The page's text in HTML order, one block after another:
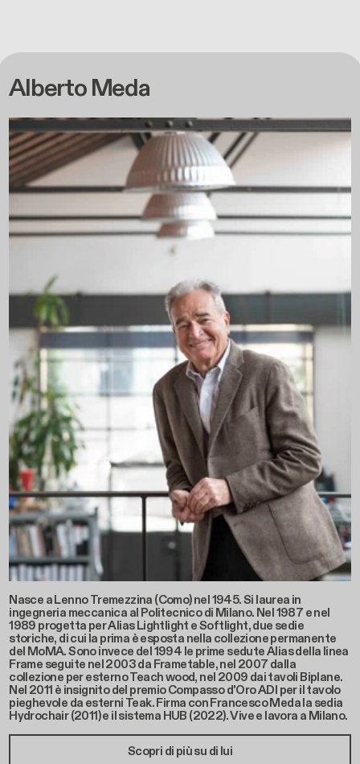
Alberto Meda
Nasce a Lenno Tremezzina (Como) nel 1945. Si laurea in
ingegneria meccanica al Politecnico di Milano. Nel 1987 e nel
1989 progetta per Alias Lightlight e Softlight, due sedie
storiche, di cui la prima è esposta nella collezione permanente
del MoMA. Sono invece del 1994 le prime sedute Alias della linea
Frame seguite nel 2003 da Frametable, nel 2007 dalla
collezione per esterno Teach wood, nel 2009 dai tavoli Biplane.
Nel 2011 è insignito del premio Compasso d'Oro ADI per il tavolo
pieghevole da esterni Teak. Firma con Francesco Meda la sedia
Hydrochair (2011) e il sistema HUB (2022). Vive e lavora a Milano.
Scopri di più su di lui